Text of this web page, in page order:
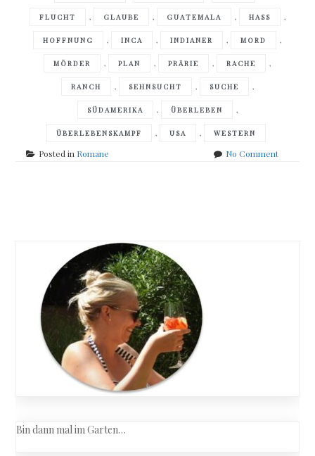
FLUCHT , GLAUBE , GUATEMALA , HASS ,
HOFFNUNG , INCA , INDIANER , MORD ,
MÖRDER , PLAN , PRÄRIE , RACHE ,
RANCH , SEHNSUCHT , SUCHE ,
SÜDAMERIKA , ÜBERLEBEN ,
ÜBERLEBENSKAMPF , USA , WESTERN
Posted in Romane No Commenton
navigation
Bin dann mal im Garten…